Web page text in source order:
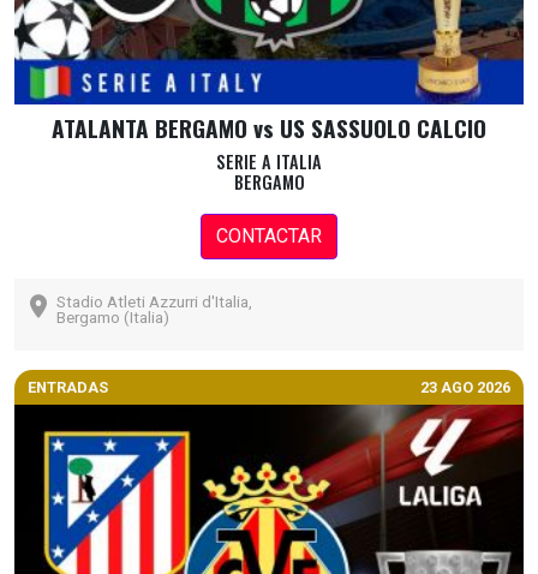
ATALANTA BERGAMO vs US SASSUOLO CALCIO
SERIE A ITALIA
BERGAMO
CONTACTAR
Stadio Atleti Azzurri d'Italia,
Bergamo (Italia)
ENTRADAS 23 AGO 2026